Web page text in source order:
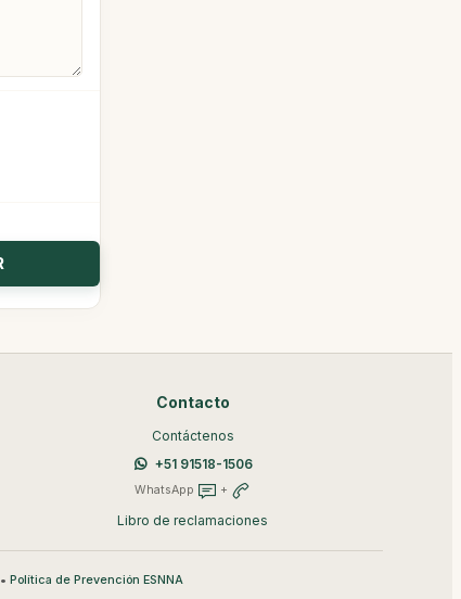
Contacto
Contáctenos
+51 91518-1506
WhatsApp +
Libro de reclamaciones
•Política de Prevención ESNNA